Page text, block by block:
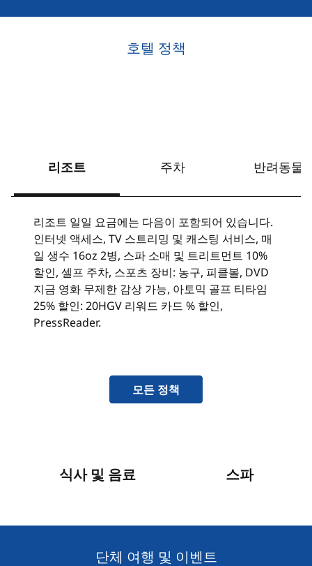
호텔 정책
리조트 주차 반려동물
리조트 일일 요금에는 다음이 포함되어 있습니다.
인터넷 액세스, TV 스트리밍 및 캐스팅 서비스, 매
일 생수 16oz 2병, 스파 소매 및 트리트먼트 10%
할인, 셀프 주차, 스포츠 장비: 농구, 피클볼, DVD
지금 영화 무제한 감상 가능, 아토믹 골프 티타임
25% 할인: 20HGV 리워드 카드 % 할인,
PressReader.
모든 정책
식사 및 음료 스파
단체 여행 및 이벤트